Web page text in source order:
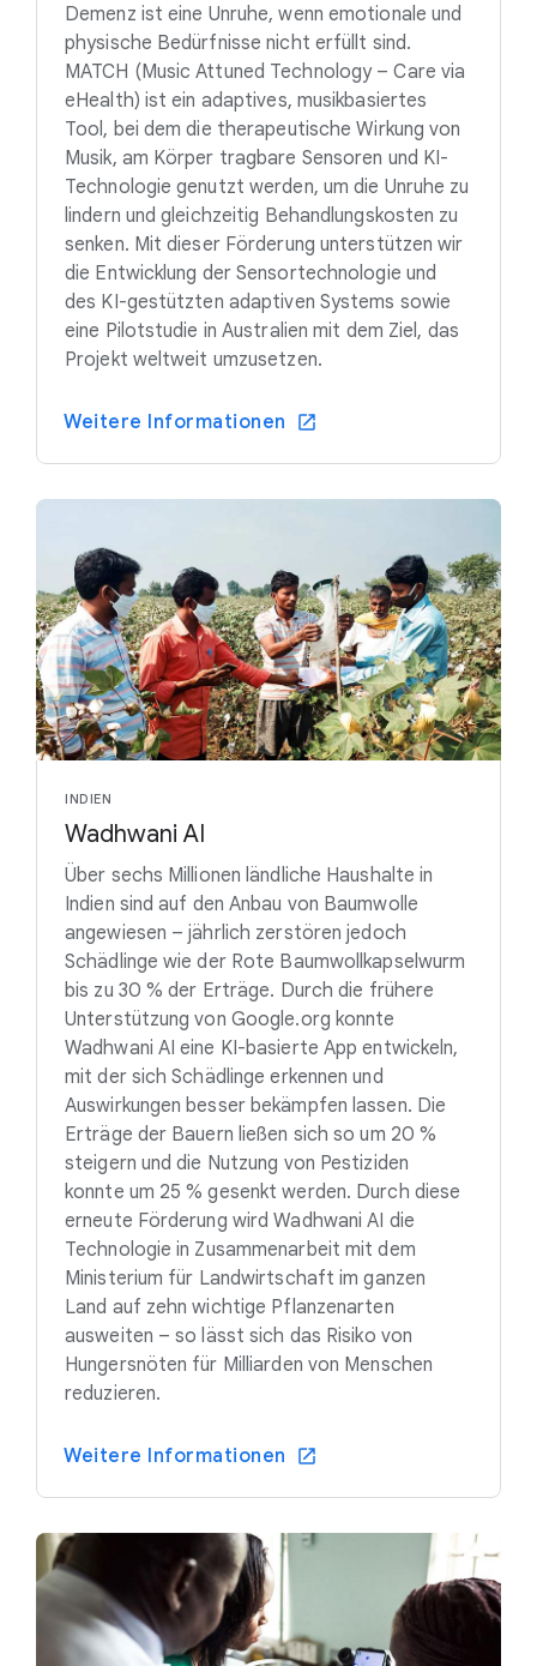
Demenz ist eine Unruhe, wenn emotionale und
physische Bedürfnisse nicht erfüllt sind.
MATCH (Music Attuned Technology – Care via
eHealth) ist ein adaptives, musikbasiertes
Tool, bei dem die therapeutische Wirkung von
Musik, am Körper tragbare Sensoren und KI-
Technologie genutzt werden, um die Unruhe zu
lindern und gleichzeitig Behandlungskosten zu
senken. Mit dieser Förderung unterstützen wir
die Entwicklung der Sensortechnologie und
des KI-gestützten adaptiven Systems sowie
eine Pilotstudie in Australien mit dem Ziel, das
Projekt weltweit umzusetzen.
Weitere Informationen
INDIEN
Wadhwani AI
Über sechs Millionen ländliche Haushalte in
Indien sind auf den Anbau von Baumwolle
angewiesen – jährlich zerstören jedoch
Schädlinge wie der Rote Baumwollkapselwurm
bis zu 30 % der Erträge. Durch die frühere
Unterstützung von Google.org konnte
Wadhwani AI eine KI-basierte App entwickeln,
mit der sich Schädlinge erkennen und
Auswirkungen besser bekämpfen lassen. Die
Erträge der Bauern ließen sich so um 20 %
steigern und die Nutzung von Pestiziden
konnte um 25 % gesenkt werden. Durch diese
erneute Förderung wird Wadhwani AI die
Technologie in Zusammenarbeit mit dem
Ministerium für Landwirtschaft im ganzen
Land auf zehn wichtige Pflanzenarten
ausweiten – so lässt sich das Risiko von
Hungersnöten für Milliarden von Menschen
reduzieren.
Weitere Informationen